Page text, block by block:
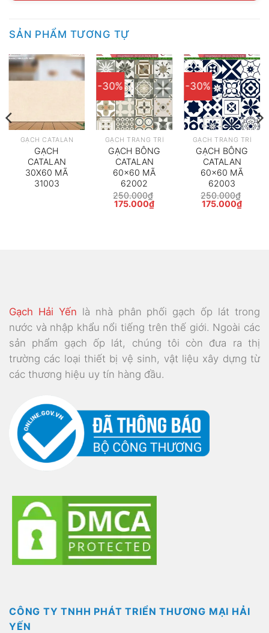
SẢN PHẨM TƯƠNG TỰ
GẠCH CATALAN
GẠCH
CATALAN
30X60 MÃ
31003
-30%
GẠCH TRANG TRÍ
GẠCH BÔNG
CATALAN
60×60 MÃ
62002
250.000₫
Giá
175.000₫Giá
-30%
GẠCH TRANG TRÍ
GẠCH BÔNG
CATALAN
60×60 MÃ
62003
250.000₫
Giá
175.000₫Giá
Gạch Hải Yến là nhà phân phối gạch ốp lát trong
nước và nhập khẩu nổi tiếng trên thế giới. Ngoài các
sản phẩm gạch ốp lát, chúng tôi còn đưa ra thị
trường các loại thiết bị vệ sinh, vật liệu xây dựng từ
các thương hiệu uy tín hàng đầu.
CÔNG TY TNHH PHÁT TRIỂN THƯƠNG MẠI HẢI
YẾN